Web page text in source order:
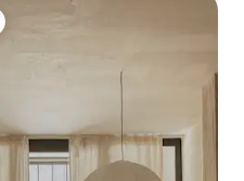
destacados